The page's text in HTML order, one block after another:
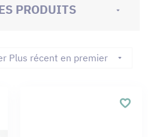
PRODUITS
Plus récent en premier